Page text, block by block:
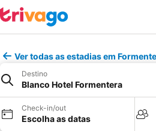
Ver todas as estadias em
Destino
Blanco Hotel Formentera
Check-in/out
Escolha as datas